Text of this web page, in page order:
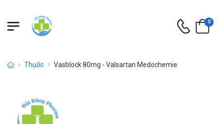
0
Thuốc Vasblock 80mg - Valsartan Medochemie